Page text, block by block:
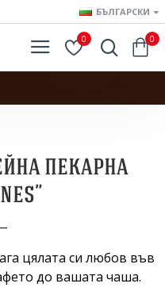
БЪЛГАРСКИ
0 0
пекарна
цялата си любов във
до вашата чаша.